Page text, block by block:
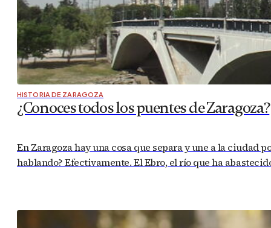
HISTORIA DE ZARAGOZA
¿Conoces todos los puentes de Zaragoza?
En Zaragoza hay una cosa que separa y une a la ciudad
hablando? Efectivamente. El Ebro, el río que ha